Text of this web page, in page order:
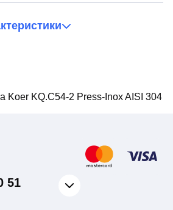
Koer KQ.C54-2 Press-Inox AISI 304
51